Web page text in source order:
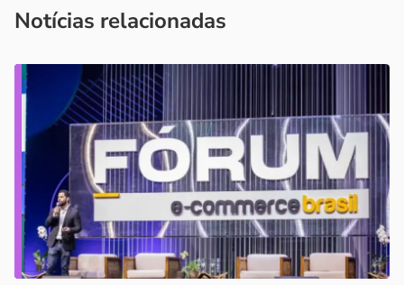
Notícias relacionadas